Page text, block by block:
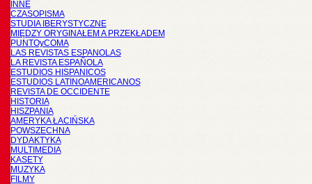
INNE
CZASOPISMA
STUDIA IBERYSTYCZNE
MIĘDZY ORYGINAŁEM A PRZEKŁADEM
PUNTOyCOMA
LAS REVISTAS ESPANOLAS
LA REVISTA ESPAÑOLA
ESTUDIOS HISPANICOS
ESTUDIOS LATINOAMERICANOS
REVISTA DE OCCIDENTE
HISTORIA
HISZPANIA
AMERYKA ŁACIŃSKA
POWSZECHNA
DYDAKTYKA
MULTIMEDIA
KASETY
MUZYKA
FILMY